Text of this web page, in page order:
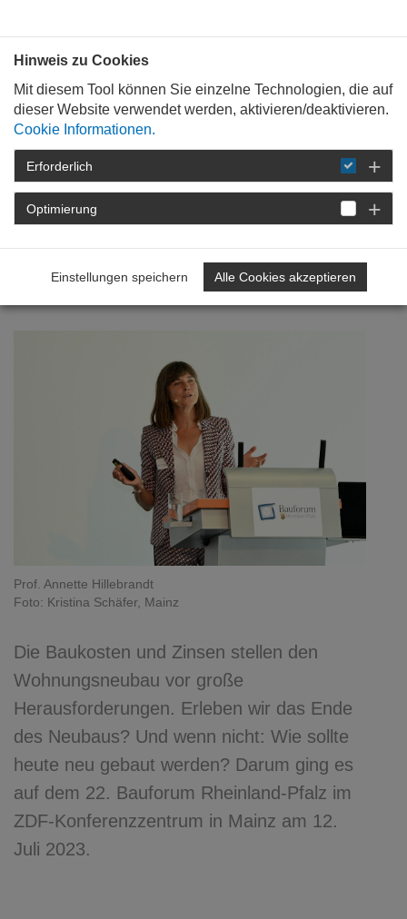
STARTSEITE DETAIL
22. Bauforum Rheinland-
Pfalz
Prof. Annette Hillebrandt
Foto: Kristina Schäfer, Mainz
Die Baukosten und Zinsen stellen den
Wohnungsneubau vor große
Herausforderungen. Erleben wir das Ende
des Neubaus? Und wenn nicht: Wie sollte
heute neu gebaut werden? Darum ging es
auf dem 22. Bauforum Rheinland-Pfalz im
ZDF-Konferenzzentrum in Mainz am 12.
Juli 2023.
Hinweis zu Cookies
Mit diesem Tool können Sie einzelne Technologien, die auf
dieser Website verwendet werden, aktivieren/deaktivieren.
Cookie Informationen.
Erforderlich
Optimierung
Einstellungen speichern Alle Cookies akzeptieren